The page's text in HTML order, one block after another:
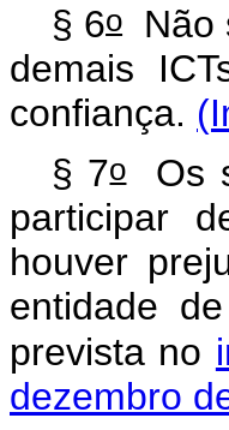
§ 6o
Não
demais
confiança.
§ 7oOs
participar
houver
entidade
prevista no
dezembro